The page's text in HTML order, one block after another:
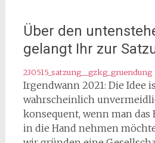
Über den
gelangt Ihr zur
230515_satzung__gzkg_gruendung
Irgendwann 2021: Die Idee
wahrscheinlich
konsequent, wenn man das
in die Hand nehmen